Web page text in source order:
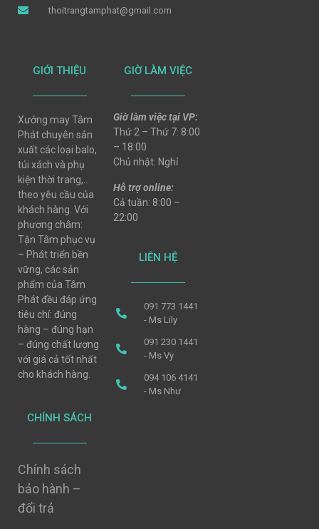
thoitrangtamphat@gmail.com
GIỚI THIỆU
Xưởng may Tâm
Phát chuyên sản
xuất các loại balo,
túi xách và phụ
kiện thời trang,..
theo yêu cầu của
khách hàng. Với
phương châm:
Tận Tâm phục vụ
– Phát triển bền
vững, các sản
phẩm của Tâm
Phát đều đáp ứng
tiêu chí: đúng
hàng – đúng hạn
– đúng chất lượng
với giá cả tốt nhất
cho khách hàng.
CHÍNH SÁCH
Chính sách
bảo hành –
đổi trả
GIỜ LÀM VIỆC
Giờ làm việc tại VP:
Thứ 2 – Thứ 7: 8:00
– 18:00
Chủ nhật: Nghỉ
Hỗ trợ online:
Cả tuần: 8:00 –
22:00
LIÊN HỆ
091 773 1441
- Ms Lily
091 230 1441
- Ms Vy
094 106 4141
- Ms Như